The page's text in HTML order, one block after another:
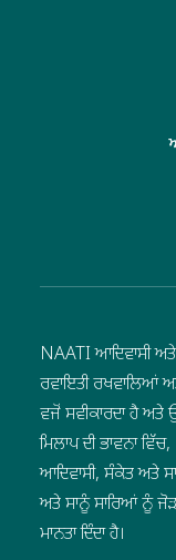
NAATI ਆਦਿਵਾਸੀ
ਰਵਾਇਤੀ ਰਖਵਾਲਿਆਂ
ਵਜੋਂ ਸਵੀਕਾਰਦਾ ਹੈ ਅਤੇ
ਮਿਲਾਪ ਦੀ ਭਾਵਨਾ
ਆਦਿਵਾਸੀ, ਸੰਕੇਤ ਅਤੇ
ਅਤੇ ਸਾਨੂੰ ਸਾਰਿਆਂ ਨੂੰ
ਮਾਨਤਾ ਦਿੰਦਾ ਹੈ।